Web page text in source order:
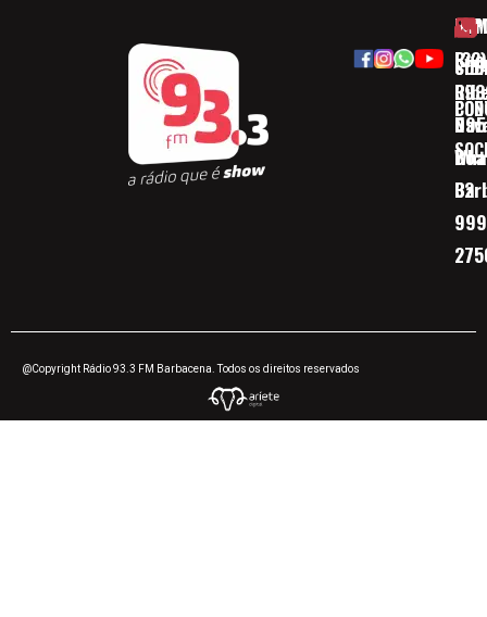
(32)
32
@Copyright Rádio 93.3 FM Barbacena. Todos os direitos reservados